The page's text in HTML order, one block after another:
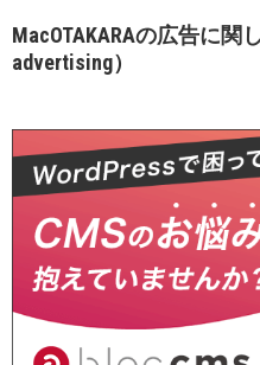
MacOTAKARAの広告に関
advertising）